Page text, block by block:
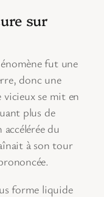
sur
fut une
donc une
se mit en
plus de
du
à son tour
forme liquide